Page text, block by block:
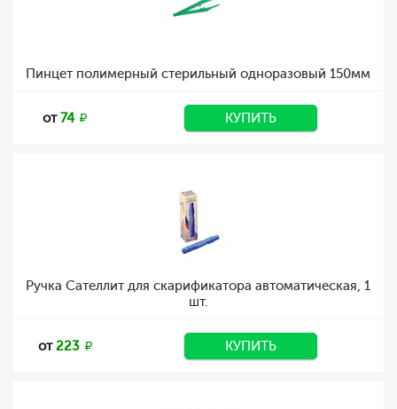
Пинцет полимерный стерильный одноразовый 150мм
от74 КУПИТЬ
Ручка Сателлит для скарификатора автоматическая, 1
шт.
от223 КУПИТЬ